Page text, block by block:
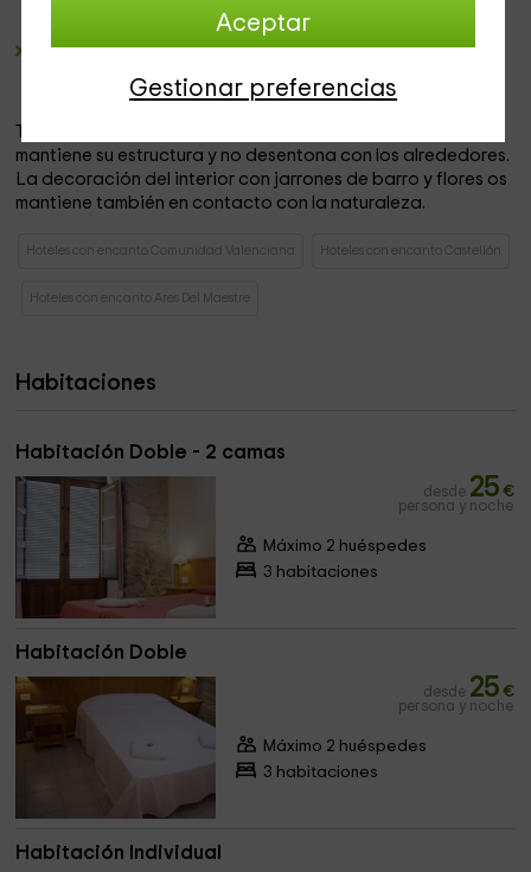
Aceptar
Gestionar preferencias
zonas comunes hay conexiónWi-Fi gratuita.
Por último, elgimnasio localtiene entrada gratuita para
que lo uséis. Si queréis hacer un poco de deporte, este
gimnasio queda a vuestra disposición también.
mantiene su estructura y no desentona con los alrededores.
La decoración del interior con jarrones de barro y flores os
mantiene también en contacto con la naturaleza.
Hoteles con encanto Comunidad Valenciana Hoteles con encanto Castellón
Hoteles con encanto Ares Del Maestre
Habitaciones
Habitación Doble - 2 camas
desde 25 €
persona y noche
Máximo 2 huéspedes
3 habitaciones
Habitación Doble
desde 25 €
persona y noche
Máximo 2 huéspedes
3 habitaciones
Habitación Individual